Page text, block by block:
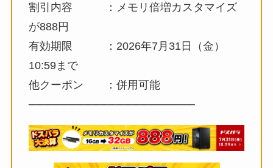
割引内容 ：メモリ倍増カスタマイズ
が888円
有効期限 ：2026年7月31日（金）
10:59まで
他クーポン ：併用可能
─────────────────────